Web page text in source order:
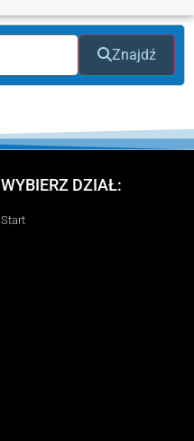
Znajdź
WYBIERZ DZIAŁ:
Start